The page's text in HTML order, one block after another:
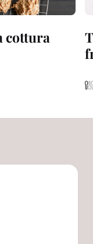
cottura